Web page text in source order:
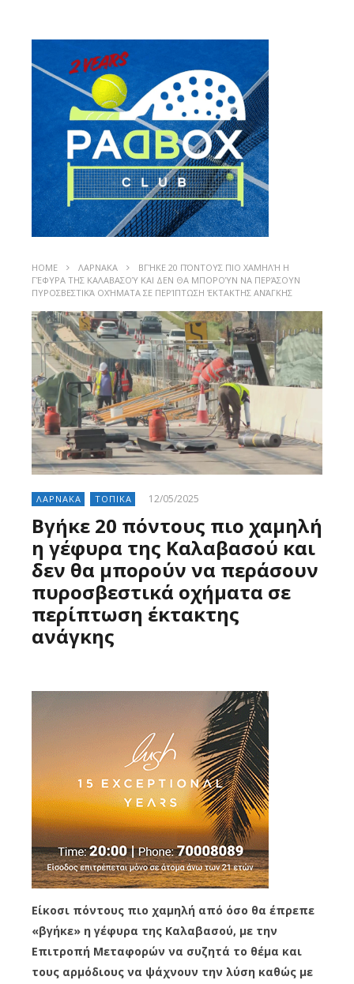
HOME ΛΑΡΝΑΚΑ
ΒΓΉΚΕ 20 ΠΌΝΤΟΥΣ ΠΙΟ ΧΑΜΗΛΉ Η
ΓΈΦΥΡΑ ΤΗΣ ΚΑΛΑΒΑΣΟΎ ΚΑΙ ΔΕΝ ΘΑ ΜΠΟΡΟΎΝ ΝΑ ΠΕΡΆΣΟΥΝ
ΠΥΡΟΣΒΕΣΤΙΚΆ ΟΧΉΜΑΤΑ ΣΕ ΠΕΡΊΠΤΩΣΗ ΈΚΤΑΚΤΗΣ ΑΝΆΓΚΗΣ
ΛΑΡΝΑΚΑ ΤΟΠΙΚΑ 12/05/2025
Βγήκε 20 πόντους πιο χαμηλή
η γέφυρα της Καλαβασού και
δεν θα μπορούν να περάσουν
πυροσβεστικά οχήματα σε
περίπτωση έκτακτης
ανάγκης
Είκοσι πόντους πιο χαμηλή από όσο θα έπρεπε
«βγήκε» η γέφυρα της Καλαβασού, με την
Επιτροπή Μεταφορών να συζητά το θέμα και
τους αρμόδιους να ψάχνουν την λύση καθώς με